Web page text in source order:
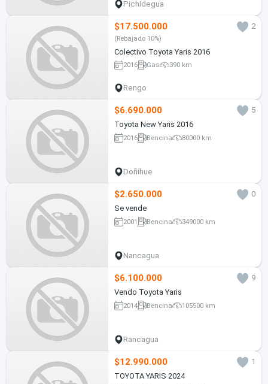
Pichidegua
$17.500.000 2
(Rebajado 10%)
Colectivo Toyota Yaris 2016
2016 Gas 390 km
Rengo
$6.690.000
5
Toyota New Yaris 2016
2016 Bencina 80000 km
Doñihue
$2.650.000
0
Se vende
2001 Bencina 349000 km
Nancagua
$6.100.000
9
Vendo Toyota Yaris
2014 Bencina 105500 km
Rancagua
$12.990.000
1
TOYOTA YARIS 2024